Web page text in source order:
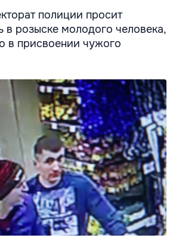
полиции просит
в розыске молодого человека,
в присвоении чужого